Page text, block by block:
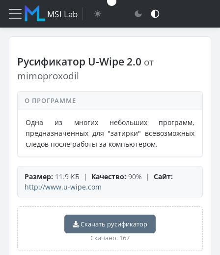
MSI Lab
Русификатор U-Wipe 2.0 от
mimoproxodil
О ПРОГРАММЕ
Одна из многих небольших программ,
предназначенных для "затирки" всевозможных
следов после работы за компьютером.
Размер: 11.9 КБ | Качество: 90% | Сайт:
http://www.u-wipe.com
Скачать русификатор
Скачано: 167